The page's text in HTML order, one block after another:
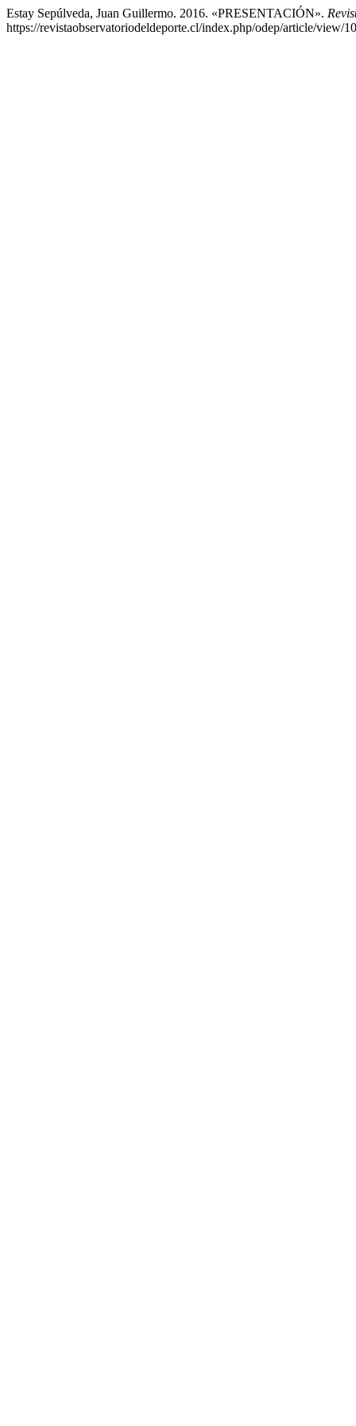
Estay Sepúlveda, Juan Guillermo. 2016. «PRESENTACIÓN».
https://revistaobservatoriodeldeporte.cl/index.php/odep/article/view/